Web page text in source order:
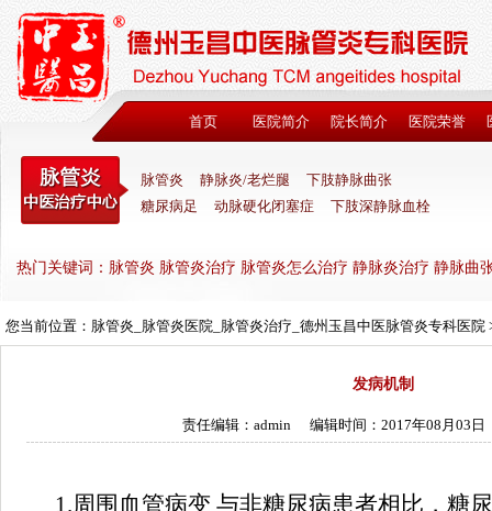
首页 医院简介 院长简介 医院荣誉
脉管炎 静脉炎/老烂腿
下肢静脉曲张
糖尿病足
动脉硬化闭塞症 下肢深静脉血栓
热门关键词：脉管炎 脉管炎治疗 脉管炎怎么治疗 静脉炎治疗 静脉曲
您当前位置： 脉管炎_脉管炎医院_脉管炎治疗_德州玉昌中医脉管炎专科医院
发病机制
责任编辑：admin 编辑时间：2017年08月03日
1.周围血管病变 与非糖尿病患者相比，糖